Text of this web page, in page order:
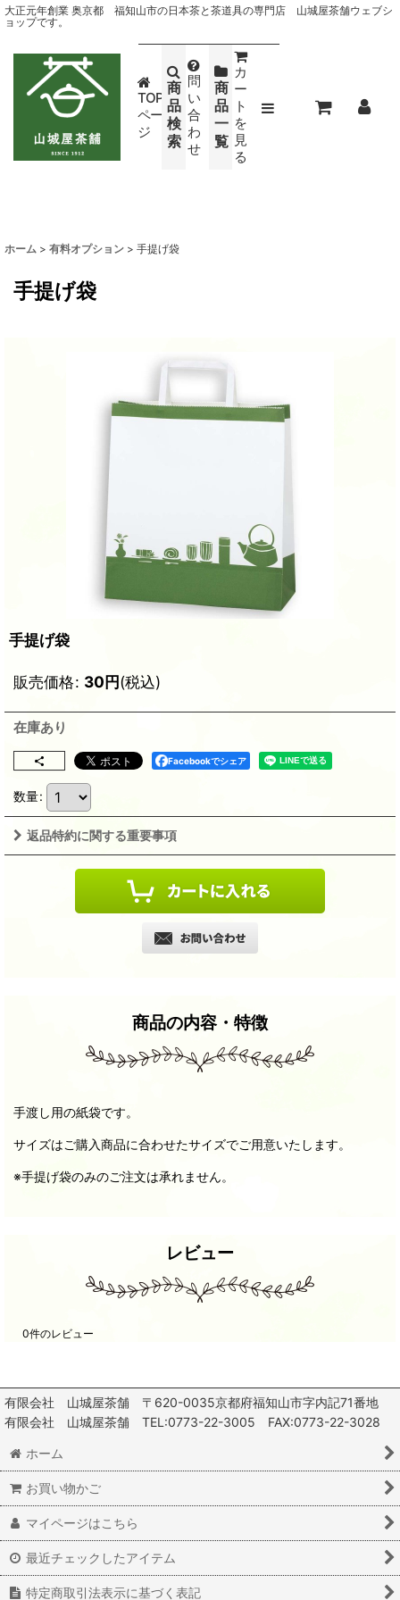
大正元年創業 奥京都 福知山市の日本茶と茶道具の専門店 山城屋茶舗ウェブシ
ョップです。
TOP
ペー
ジ
商
品
検
索
問
い
合
わ
せ
商
品
一
覧
カ
ー
ト
を
見
る
ホーム > 有料オプション > 手提げ袋
手提げ袋
手提げ袋
販売価格: 30円(税込)
在庫あり
Facebookでシェア
数量:
返品特約に関する重要事項
商品の内容・特徴
手渡し用の紙袋です。
サイズはご購入商品に合わせたサイズでご用意いたします。
※手提げ袋のみのご注文は承れません。
レビュー
0件のレビュー
有限会社 山城屋茶舗 〒620-0035京都府福知山市字内記71番地
有限会社 山城屋茶舗 TEL:0773-22-3005 FAX:0773-22-3028
ホーム
お買い物かご
マイページはこちら
最近チェックしたアイテム
特定商取引法表示に基づく表記